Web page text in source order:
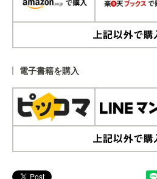
電子書籍を購入